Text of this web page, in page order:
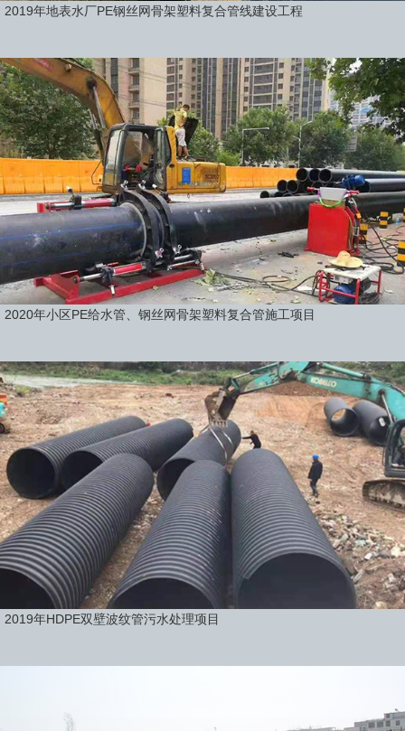
2019年地表水厂PE钢丝网骨架塑料复合管线建设工程
2020年小区PE给水管、钢丝网骨架塑料复合管施工项目
2019年HDPE双壁波纹管污水处理项目